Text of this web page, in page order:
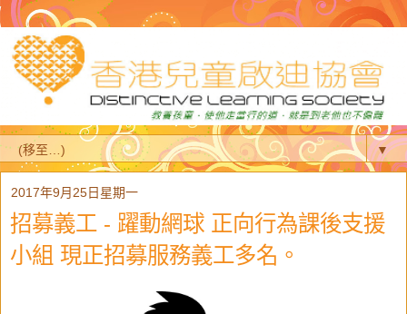
▼
2017年9月25日星期一
招募義工 - 躍動網球 正向行為課後支援
小組 現正招募服務義工多名。